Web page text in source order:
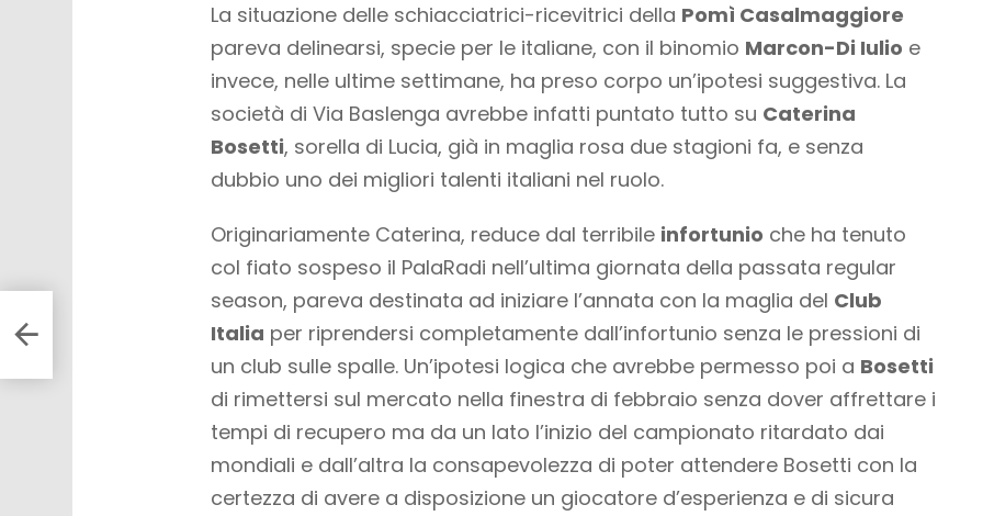
La situazione delle schiacciatrici-ricevitrici della Pomì Casalmaggiore
pareva delinearsi, specie per le italiane, con il binomio Marcon-Di Iulio e
invece, nelle ultime settimane, ha preso corpo un’ipotesi suggestiva. La
società di Via Baslenga avrebbe infatti puntato tutto su Caterina
Bosetti, sorella di Lucia, già in maglia rosa due stagioni fa, e senza
dubbio uno dei migliori talenti italiani nel ruolo.
Originariamente Caterina, reduce dal terribile infortunio che ha tenuto
col fiato sospeso il PalaRadi nell’ultima giornata della passata regular
season, pareva destinata ad iniziare l’annata con la maglia del Club
Italia per riprendersi completamente dall’infortunio senza le pressioni di
un club sulle spalle. Un’ipotesi logica che avrebbe permesso poi a Bosetti
di rimettersi sul mercato nella finestra di febbraio senza dover affrettare i
tempi di recupero ma da un lato l’inizio del campionato ritardato dai
mondiali e dall’altra la consapevolezza di poter attendere Bosetti con la
certezza di avere a disposizione un giocatore d’esperienza e di sicura